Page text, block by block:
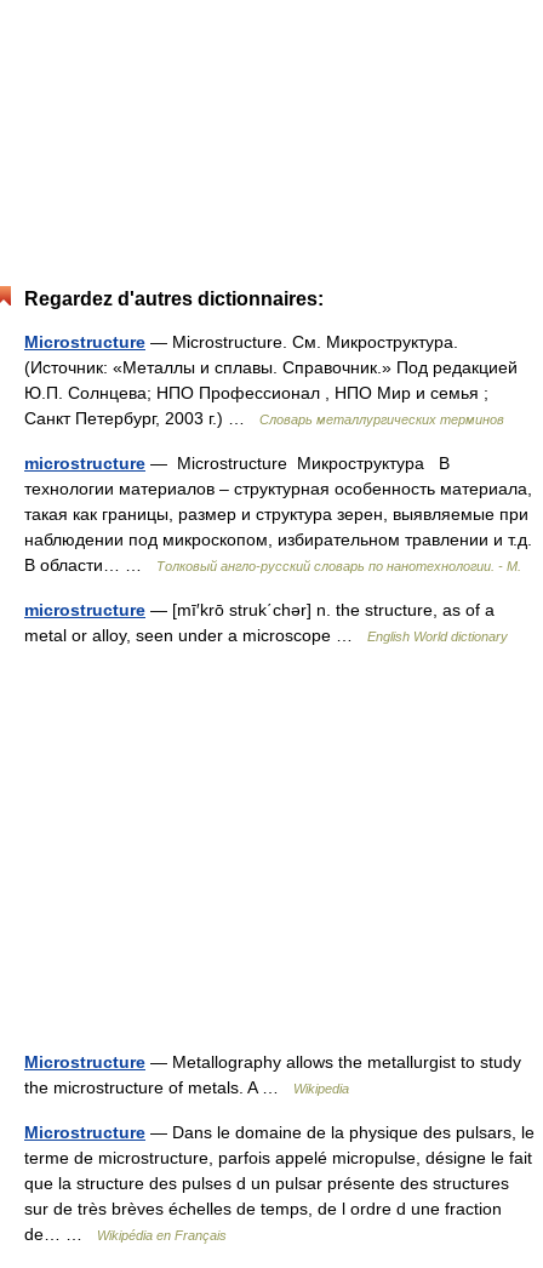
Regardez d'autres dictionnaires:
Microstructure — Microstructure. См. Микроструктура.
(Источник: «Металлы и сплавы. Справочник.» Под редакцией
Ю.П. Солнцева; НПО Профессионал , НПО Мир и семья ;
Санкт Петербург, 2003 г.) …
Словарь металлургических терминов
microstructure — Microstructure Микроструктура В
технологии материалов – структурная особенность материала,
такая как границы, размер и структура зерен, выявляемые при
наблюдении под микроскопом, избирательном травлении и т.д.
В области… …
Толковый англо-русский словарь по нанотехнологии. - М.
microstructure — [mī′krō struk΄chər] n. the structure, as of a
metal or alloy, seen under a microscope …
English World dictionary
Microstructure — Metallography allows the metallurgist to study
the microstructure of metals. A …
Wikipedia
Microstructure — Dans le domaine de la physique des pulsars, le
terme de microstructure, parfois appelé micropulse, désigne le fait
que la structure des pulses d un pulsar présente des structures
sur de très brèves échelles de temps, de l ordre d une fraction
de… …
Wikipédia en Français